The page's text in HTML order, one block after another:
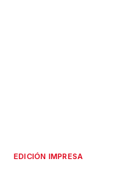
EDICIÓN IMPRESA